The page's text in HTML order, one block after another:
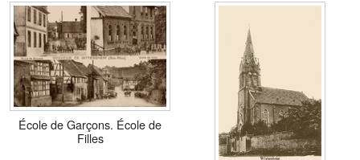
École de Garçons. École de
Filles